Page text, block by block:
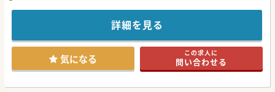
です。
これまでは法人としても医療脱毛に力を入れてきましたが、
今後は脱毛を行いつ、先を見据えた保険診療にも対応するク
リニックとして展開予定。
一般内科または皮膚科の臨床経験がある方を募集しておりま
皮膚科、美容皮膚科以外のご専門の方でもご応募可能となり
ましたので、
詳細を見る
気になる この求人に
問い合わせる